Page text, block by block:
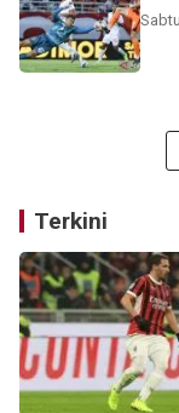
Terkini